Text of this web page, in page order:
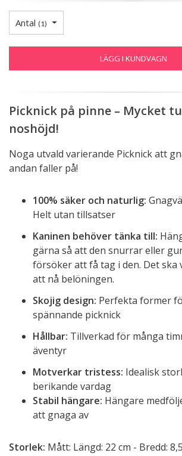
Antal (1)
LÄGG I KUNDVAGN
Picknick på pinne – Mycket
noshöjd!
Noga utvald varierande Picknick att
andan faller på!
100% säker och naturlig:
Helt utan tillsatser
Kaninen behöver tänka till:
gärna så att den snurrar eller
försöker att få tag i den. Det ska
att nå belöningen.
Skojig design: Perfekta former
spännande picknick
Hållbar: Tillverkad för många
äventyr
Motverkar tristess: Idealisk
berikande vardag
Stabil hängare: Hängare
att gnaga av
Storlek: Mått: Längd: 22 cm - Bredd: